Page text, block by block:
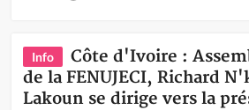
Info
Côte d'Ivoire :
de la FENUJECI, Richard
Lakoun se dirige vers la